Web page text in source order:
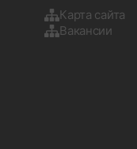
Карта сайта
Вакансии